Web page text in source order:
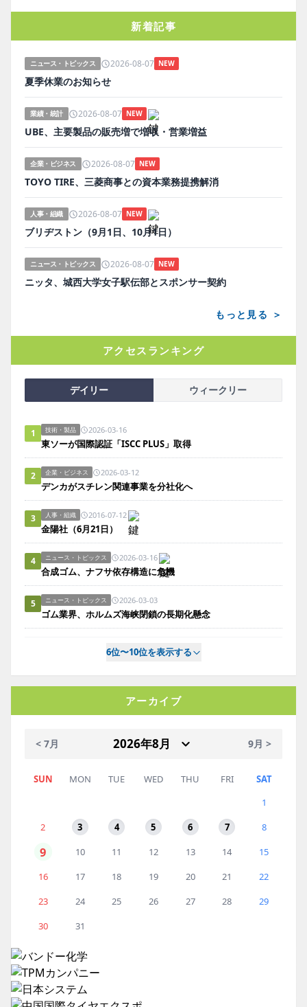
新着記事
ニュース・トピックス 2026-08-07 NEW
夏季休業のお知らせ
業績・統計 2026-08-07 NEW
UBE、主要製品の販売増で増収・営業増益
企業・ビジネス 2026-08-07 NEW
TOYO TIRE、三菱商事との資本業務提携解消
人事・組織 2026-08-07 NEW
ブリヂストン（9月1日、10月1日）
ニュース・トピックス 2026-08-07 NEW
ニッタ、城西大学女子駅伝部とスポンサー契約
もっと見る ＞
アクセスランキング
デイリー ウィークリー
1 技術・製品 2026-03-16
東ソーが国際認証「ISCC PLUS」取得
2 企業・ビジネス 2026-03-12
デンカがスチレン関連事業を分社化へ
3 人事・組織 2016-07-12
金陽社（6月21日）
4 ニュース・トピックス 2026-03-16
合成ゴム、ナフサ依存構造に危機
5 ニュース・トピックス 2026-03-03
ゴム業界、ホルムズ海峡閉鎖の長期化懸念
6位〜10位を表示する
アーカイブ
< 7月 9月 >
SUN MON TUE WED THU FRI
SAT
1
2
3 4 5 6 7 8
9 10 11 12 13 14
15
16
17 18 19 20 21
22
23
24 25 26 27 28
29
30
31